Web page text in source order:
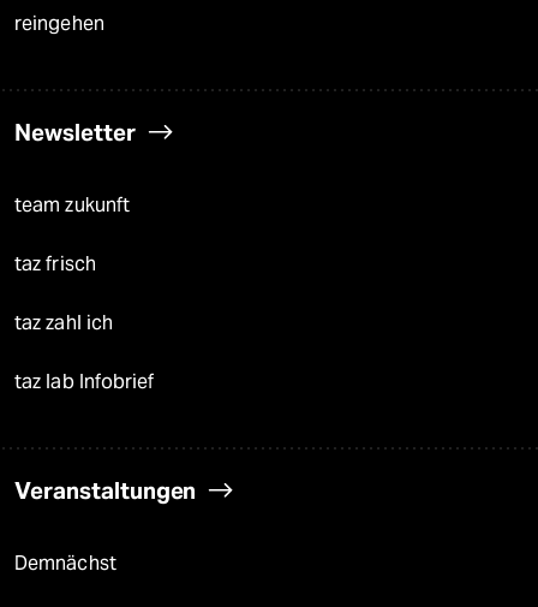
reingehen
Newsletter
team zukunft
taz frisch
taz zahl ich
taz lab Infobrief
Veranstaltungen
Demnächst